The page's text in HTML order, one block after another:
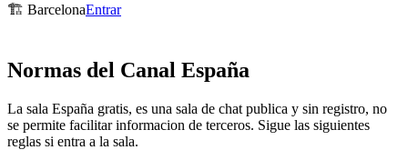
🏗 BarcelonaEntrar
Normas del Canal España
La sala España gratis, es una sala de chat publica y sin registro, no
se permite facilitar informacion de terceros. Sigue las siguientes
reglas si entra a la sala.